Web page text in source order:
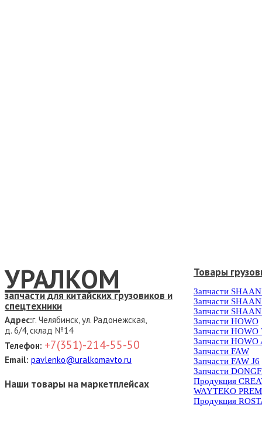
УРАЛКОМ
запчасти для китайских грузовиков и
спецтехники
Адрес:г. Челябинск, ул. Радонежская,
д. 6/4, склад №14
Телефон: +7(351)-214-55-50
Email: pavlenko@uralkomavto.ru
Наши товары на маркетплейсах
Товары
Запчасти
Запчасти
Запчасти
Запчасти HOWO
Запчасти HOWO
Запчасти HOWO
Запчасти FAW
Запчасти FAW J6
Запчасти
Продукция
WAYTEKO
Продукция